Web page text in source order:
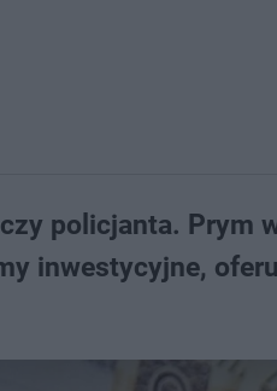
policjanta. Prym
inwestycyjne,